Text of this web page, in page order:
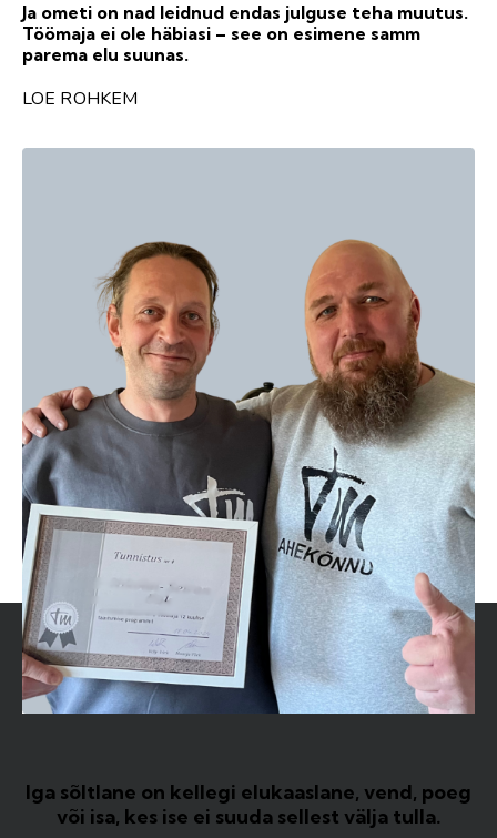
Ja ometi on nad leidnud endas julguse teha muutus.
Töömaja ei ole häbiasi – see on esimene samm
parema elu suunas.
LOE ROHKEM
Iga sõltlane on kellegi elukaaslane, vend, poeg
või isa, kes ise ei suuda sellest välja tulla.